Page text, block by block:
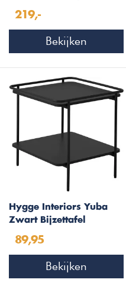
219,-
Bekijken
Hygge Interiors Yuba
Zwart Bijzettafel
89,95
Bekijken